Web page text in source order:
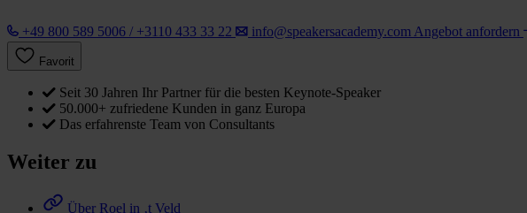
+49 800 589 5006 / +3110 433 33 22 info@speakersacademy.com Angebot anfordern
Favorit
Seit 30 Jahren Ihr Partner für die besten Keynote-Speaker
50.000+ zufriedene Kunden in ganz Europa
Das erfahrenste Team von Consultants
Weiter zu
Über Roel in ‚t Veld